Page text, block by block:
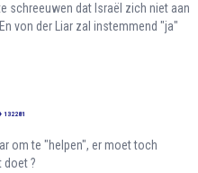
schreeuwen dat Israël zich niet aan
von der Liar zal instemmend "ja"
132281
om te "helpen", er moet toch
doet ?